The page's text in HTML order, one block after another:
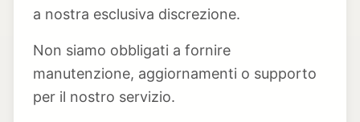
a nostra esclusiva discrezione.
Non siamo obbligati a fornire
manutenzione, aggiornamenti o supporto
per il nostro servizio.